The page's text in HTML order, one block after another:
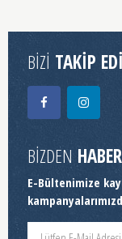
BİZİ TAKİP
BİZDEN
E-Bültenimize